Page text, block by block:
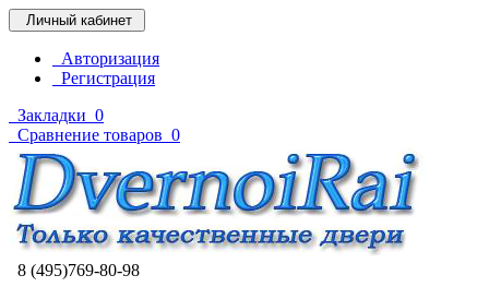
Личный кабинет
Авторизация
Регистрация
Закладки 0
Сравнение товаров 0
8 (495)769-80-98